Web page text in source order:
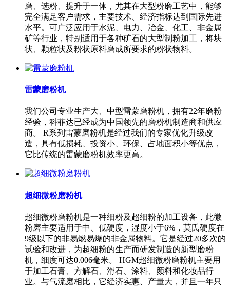
磨、选粉、提升于一体，尤其在大型粉磨工艺中，能够
完全满足客户需求，主要技术、经济指标达到国际先进
水平。可广泛应用于水泥、电力、冶金、化工、非金属
矿等行业，特别适用于各种矿石的大型制粉加工，将块
状、颗粒状及粉状原料磨成所要求的粉状物料。
雷蒙磨粉机
我们公司专业生产大、中型雷蒙磨粉机，拥有22年磨粉
经验，科菲达已经成为中国领先的磨粉机制造商和供应
商。 R系列雷蒙磨粉机是经过我们的专家优化升级改
造，具有低损耗、投资小、环保、占地面积小等优点，
它比传统的雷蒙磨粉机效率更高。
超细微粉磨粉机
超细微粉磨粉机是一种细粉及超细粉的加工设备，此微
粉磨主要适用于中、低硬度，湿度小于6%，莫氏硬度在
9级以下的非易燃易爆的非金属物料。它是经过20多次的
试验和改进，为超细粉的生产而研发制造的新型磨粉
机，细度可达0.006毫米。 HGM超细微粉磨粉机主要用
于加工石膏、方解石、滑石、涂料、颜料和化妆品行
业。与气流磨相比，它经济实惠、产量大，并且一年只